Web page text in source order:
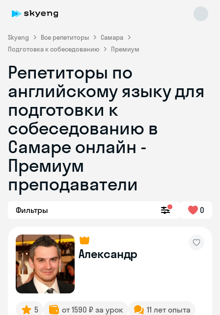
Skyeng Все репетиторы
Самара
Подготовка к собеседованию
Премиум
Репетиторы по
английскому языку для
подготовки к
собеседованию в
Самаре онлайн -
Премиум
преподаватели
Фильтры 0
Александр
5 от 1590 ₽ за урок
11 лет опыта
Skyeng Chat